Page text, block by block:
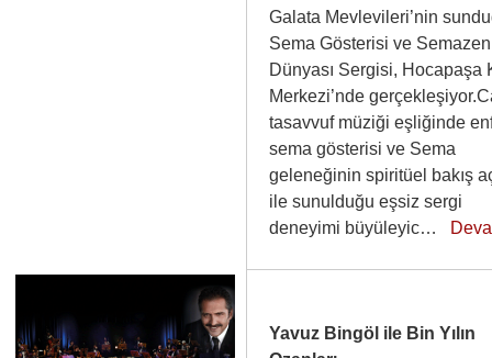
Galata Mevlevileri’nin
Sema Gösterisi ve Semazen
Dünyası Sergisi, Hocapaşa
Merkezi’nde
tasavvuf müziği eşliğinde
sema gösterisi ve Sema
geleneğinin spiritüel bakış
ile sunulduğu eşsiz sergi
deneyimi büyüleyic…
Yavuz Bingöl ile Bin Yılın